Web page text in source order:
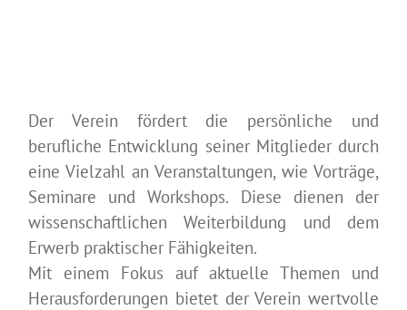
Der Verein fördert die persönliche und
berufliche Entwicklung seiner Mitglieder durch
eine Vielzahl an Veranstaltungen, wie Vorträge,
Seminare und Workshops. Diese dienen der
wissenschaftlichen Weiterbildung und dem
Erwerb praktischer Fähigkeiten.
Mit einem Fokus auf aktuelle Themen und
Herausforderungen bietet der Verein wertvolle